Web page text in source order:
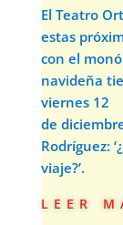
El Teatro
estas
con el
navideña
viernes 12
de
Rodríguez:
viaje?’.
leer